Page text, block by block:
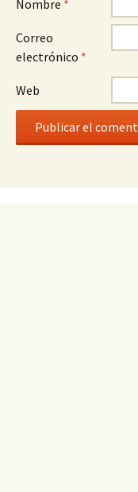
Nombre *
Correo
electrónico *
Web